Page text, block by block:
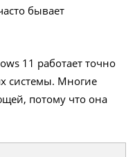
бывает
11 работает точно
системы. Многие
потому что она